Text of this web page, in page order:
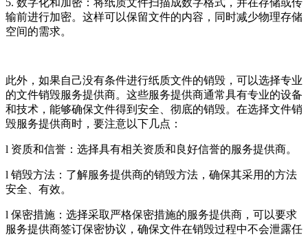
5. 数字化和加密：将纸质文件扫描成数字格式，并在存储或传
输前进行加密。这样可以保留文件的内容，同时减少物理存储
空间的需求。
此外，如果自己没有条件进行纸质文件的销毁，可以选择专业
的文件销毁服务提供商。这些服务提供商通常具有专业的设备
和技术，能够确保文件得到安全、彻底的销毁。在选择文件销
毁服务提供商时，要注意以下几点：
l 资质和信誉：选择具有相关资质和良好信誉的服务提供商。
l 销毁方法：了解服务提供商的销毁方法，确保其采用的方法
安全、有效。
l 保密措施：选择采取严格保密措施的服务提供商，可以要求
服务提供商签订保密协议，确保文件在销毁过程中不会泄露任